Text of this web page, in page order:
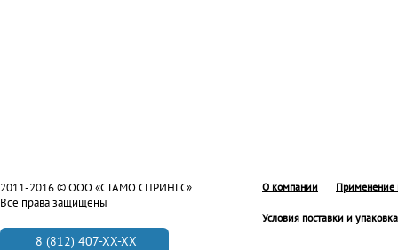
О компании Применение
Условия поставки и упаковка
2011-2016 © ООО «СТАМО СПРИНГС»
Все права защищены
8 (812) 407-XX-XX